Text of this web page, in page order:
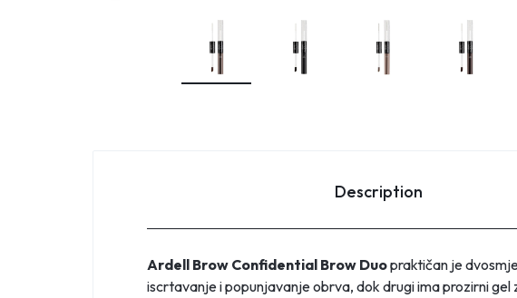
Description
Ardell Brow Confidential Brow Duopraktičan je
iscrtavanje i popunjavanje obrva, dok drugi ima prozirni